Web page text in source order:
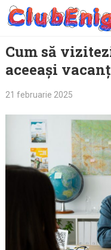
Skip
Cum să
aceeași
21 februarie 2025